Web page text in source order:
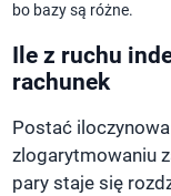
bo bazy są różne.
Ile z ruchu
rachunek
Postać
zlogarytmowaniu
pary staje się